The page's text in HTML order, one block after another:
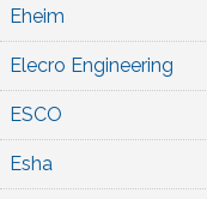
Eheim
Elecro Engineering
ESCO
Esha